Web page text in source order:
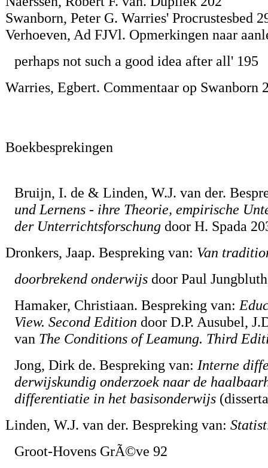
Swanborn, Peter G. Warries' Procrustesbed
Verhoeven, Ad FJVl. Opmerkingen naar
perhaps not such a good idea after all' 195
Warries, Egbert. Commentaar op Swanborn
Boekbesprekingen
Bruijn, I. de & Linden, W.J. van der.
und Lernens - ihre Theorie, empirische
der Unterrichtsforschung door H. Spada
Dronkers, Jaap. Bespreking van: Van
doorbrekend onderwijs door Paul
Hamaker, Christiaan. Bespreking van:
View. Second Edition door D.P. Ausubel,
van The Conditions of Leamung. Third
Jong, Dirk de. Bespreking van: Interne
derwijskundig onderzoek naar de
differentiatie in het basisonderwijs
Linden, W.J. van der. Bespreking van:
Groot-Hovens GrÃ©ve 92